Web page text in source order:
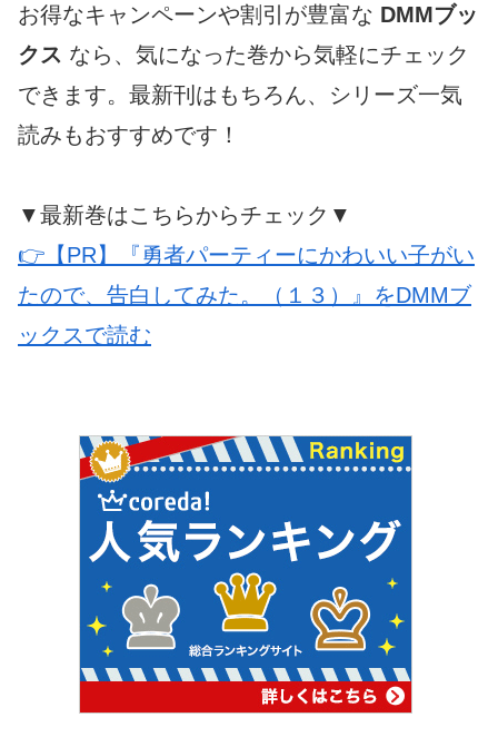
お得なキャンペーンや割引が豊富な DMMブッ
クス なら、気になった巻から気軽にチェック
できます。最新刊はもちろん、シリーズ一気
読みもおすすめです！
▼最新巻はこちらからチェック▼
👉【PR】『勇者パーティーにかわいい子がい
たので、告白してみた。（１３）』をDMMブ
ックスで読む